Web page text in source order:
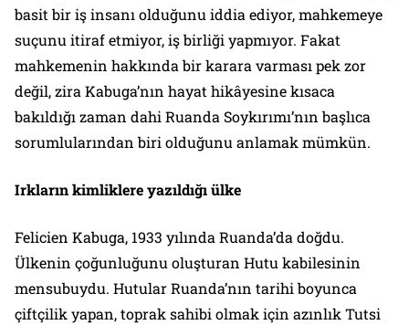
basit bir iş insanı olduğunu iddia ediyor, mahkemeye
suçunu itiraf etmiyor, iş birliği yapmıyor. Fakat
mahkemenin hakkında bir karara varması pek zor
değil, zira Kabuga’nın hayat hikâyesine kısaca
bakıldığı zaman dahi Ruanda Soykırımı’nın başlıca
sorumlularından biri olduğunu anlamak mümkün.
Irkların kimliklere yazıldığı ülke
Felicien Kabuga, 1933 yılında Ruanda’da doğdu.
Ülkenin çoğunluğunu oluşturan Hutu kabilesinin
mensubuydu. Hutular Ruanda’nın tarihi boyunca
çiftçilik yapan, toprak sahibi olmak için azınlık Tutsi